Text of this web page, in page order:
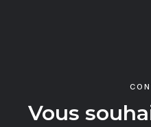
Vous